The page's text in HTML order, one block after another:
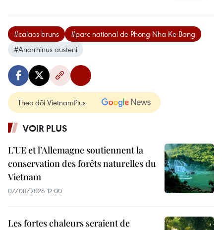
#calaos bruns
#parc national de Phong Nha-Ke Bang
#Anorrhinus austeni
Theo dõi VietnamPlus
VOIR PLUS
L’UE et l’Allemagne soutiennent la
conservation des forêts naturelles du
Vietnam
07/08/2026 12:00
Les fortes chaleurs seraient de